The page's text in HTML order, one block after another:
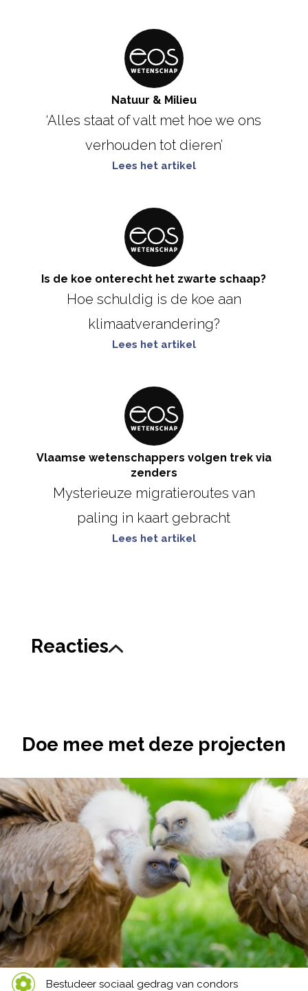
Natuur & Milieu
‘Alles staat of valt met hoe we ons
verhouden tot dieren’
Lees het artikel
Is de koe onterecht het zwarte schaap?
Hoe schuldig is de koe aan
klimaatverandering?
Lees het artikel
Vlaamse wetenschappers volgen trek via
zenders
Mysterieuze migratieroutes van
paling in kaart gebracht
Lees het artikel
Reacties
Doe mee met deze projecten
Bestudeer sociaal gedrag van condors